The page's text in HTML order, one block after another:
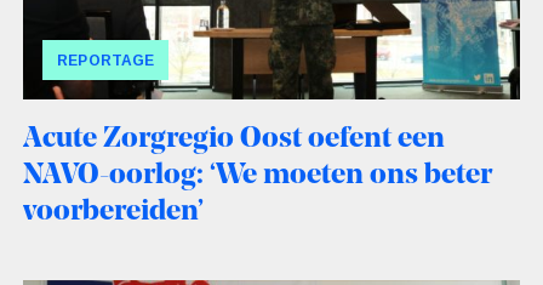
REPORTAGE
Acute Zorgregio Oost oefent een
NAVO-oorlog: ‘We moeten ons beter
voorbereiden’